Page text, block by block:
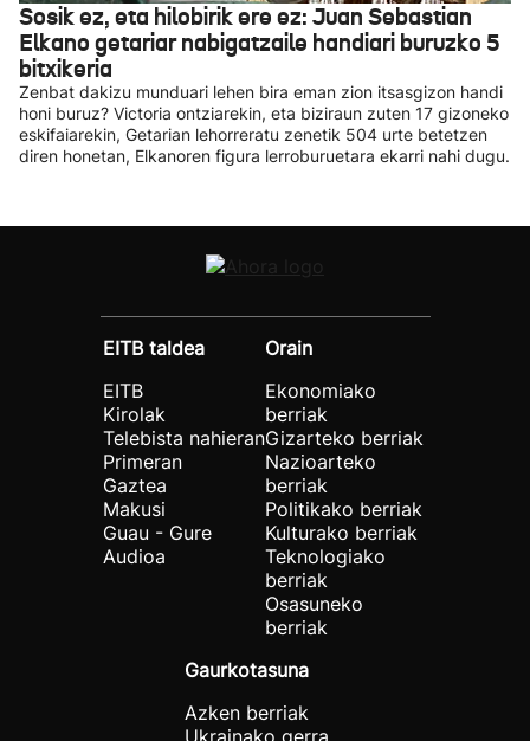
Sosik ez, eta hilobirik ere ez: Juan Sebastian
Elkano getariar nabigatzaile handiari buruzko 5
bitxikeria
Zenbat dakizu munduari lehen bira eman zion itsasgizon handi
honi buruz? Victoria ontziarekin, eta biziraun zuten 17 gizoneko
eskifaiarekin, Getarian lehorreratu zenetik 504 urte betetzen
diren honetan, Elkanoren figura lerroburuetara ekarri nahi dugu.
EITB taldea
EITB
Kirolak
Telebista nahieran
Primeran
Gaztea
Makusi
Guau - Gure
Audioa
Orain
Ekonomiako
berriak
Gizarteko berriak
Nazioarteko
berriak
Politikako berriak
Kulturako berriak
Teknologiako
berriak
Osasuneko
berriak
Gaurkotasuna
Azken berriak
Ukrainako gerra